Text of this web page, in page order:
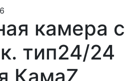
камера с
тип24/24